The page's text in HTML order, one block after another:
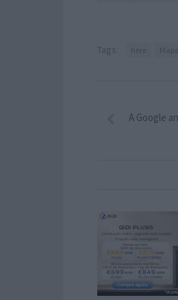
Tags:
A Google